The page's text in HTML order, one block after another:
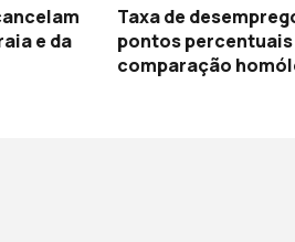
pontos percentuais
comparação
trimestre